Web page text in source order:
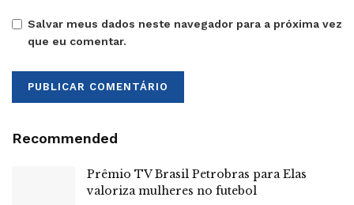
Salvar meus dados neste navegador para a próxima vez
que eu comentar.
Recommended
Prêmio TV Brasil Petrobras para Elas
valoriza mulheres no futebol